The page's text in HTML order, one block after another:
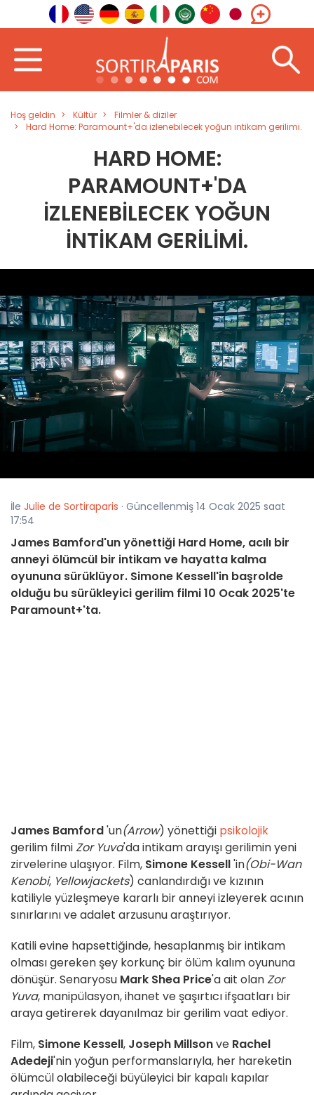
Hoş geldin Kültür
Filmler & diziler
Hard Home: Paramount+'da izlenebilecek yoğun intikam gerilimi.
HARD HOME:
PARAMOUNT+'DA
IZLENEBILECEK YOĞUN
INTIKAM GERILIMI.
İle Julie de Sortiraparis · Güncellenmiş 14 Ocak 2025 saat
17:54
James Bamford'un yönettiği Hard Home, acılı bir
anneyi ölümcül bir intikam ve hayatta kalma
oyununa sürüklüyor. Simone Kessell'in başrolde
olduğu bu sürükleyici gerilim filmi 10 Ocak 2025'te
Paramount+'ta.
James Bamford'un(Arrow) yönettiği psikolojik
gerilim filmiZor Yuva'da intikam arayışı gerilimin yeni
zirvelerine ulaşıyor. Film, Simone Kessell'in(Obi-Wan
Kenobi, Yellowjackets) canlandırdığı ve kızının
katiliyle yüzleşmeye kararlı bir anneyi izleyerek acının
sınırlarını ve adalet arzusunu araştırıyor.
Katili evine hapsettiğinde, hesaplanmış bir intikam
olması gereken şey korkunç bir ölüm kalım oyununa
dönüşür. Senaryosu Mark Shea Price'a ait olanZor
Yuva, manipülasyon, ihanet ve şaşırtıcı ifşaatları bir
araya getirerek dayanılmaz bir gerilim vaat ediyor.
Film, Simone Kessell, Joseph Millsonve Rachel
Adedeji'nin yoğun performanslarıyla, her hareketin
ölümcül olabileceği büyüleyici bir kapalı kapılar